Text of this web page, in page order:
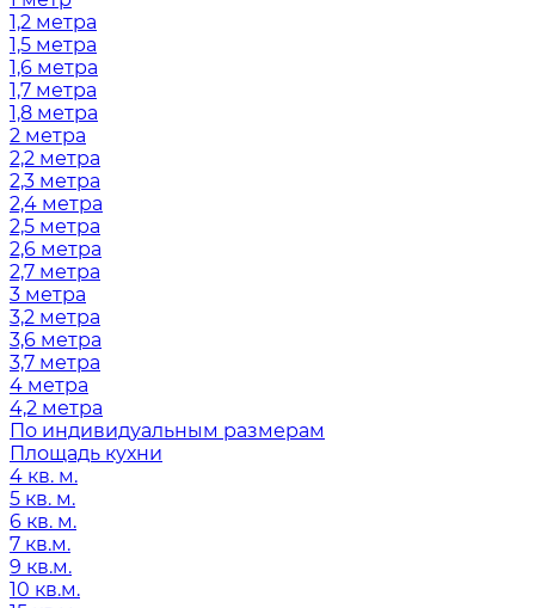
1,2 метра
1,5 метра
1,6 метра
1,7 метра
1,8 метра
2 метра
2,2 метра
2,3 метра
2,4 метра
2,5 метра
2,6 метра
2,7 метра
3 метра
3,2 метра
3,6 метра
3,7 метра
4 метра
4,2 метра
По индивидуальным размерам
Площадь кухни
4 кв. м.
5 кв. м.
6 кв. м.
7 кв.м.
9 кв.м.
10 кв.м.